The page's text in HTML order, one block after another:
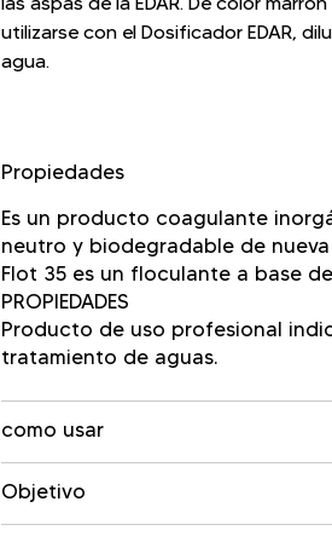
utilizarse con el Dosificador EDAR,
agua.
Propiedades
Es un producto coagulante
neutro y biodegradable de nueva
Flot 35 es un floculante a base de
PROPIEDADES
Producto de uso profesional
tratamiento de aguas.
como usar
Objetivo